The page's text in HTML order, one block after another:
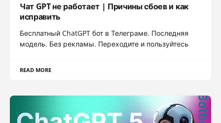
Чат GPT не работает | Причины сбоев и как
исправить
Бесплатный ChatGPT бот в Телеграме. Последняя
модель. Без рекламы. Переходите и пользуйтесь
READ MORE